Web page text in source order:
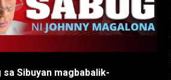
Sibuyan magbabalik-